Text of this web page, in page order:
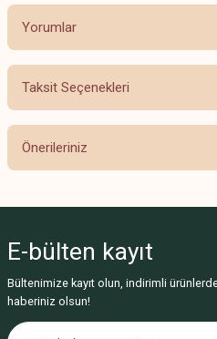
Yorumlar
Bu ürüne ilk
Taksit Seçenekleri
Önerileriniz
Görüş ve önerileriniz için teşekkür
Ürün resmi kalitesiz, bozuk veya
Ürün açıklamasında eksik bilgiler
E-bülten kayıt
Bültenimize kayıt olun, indirimli
haberiniz olsun!